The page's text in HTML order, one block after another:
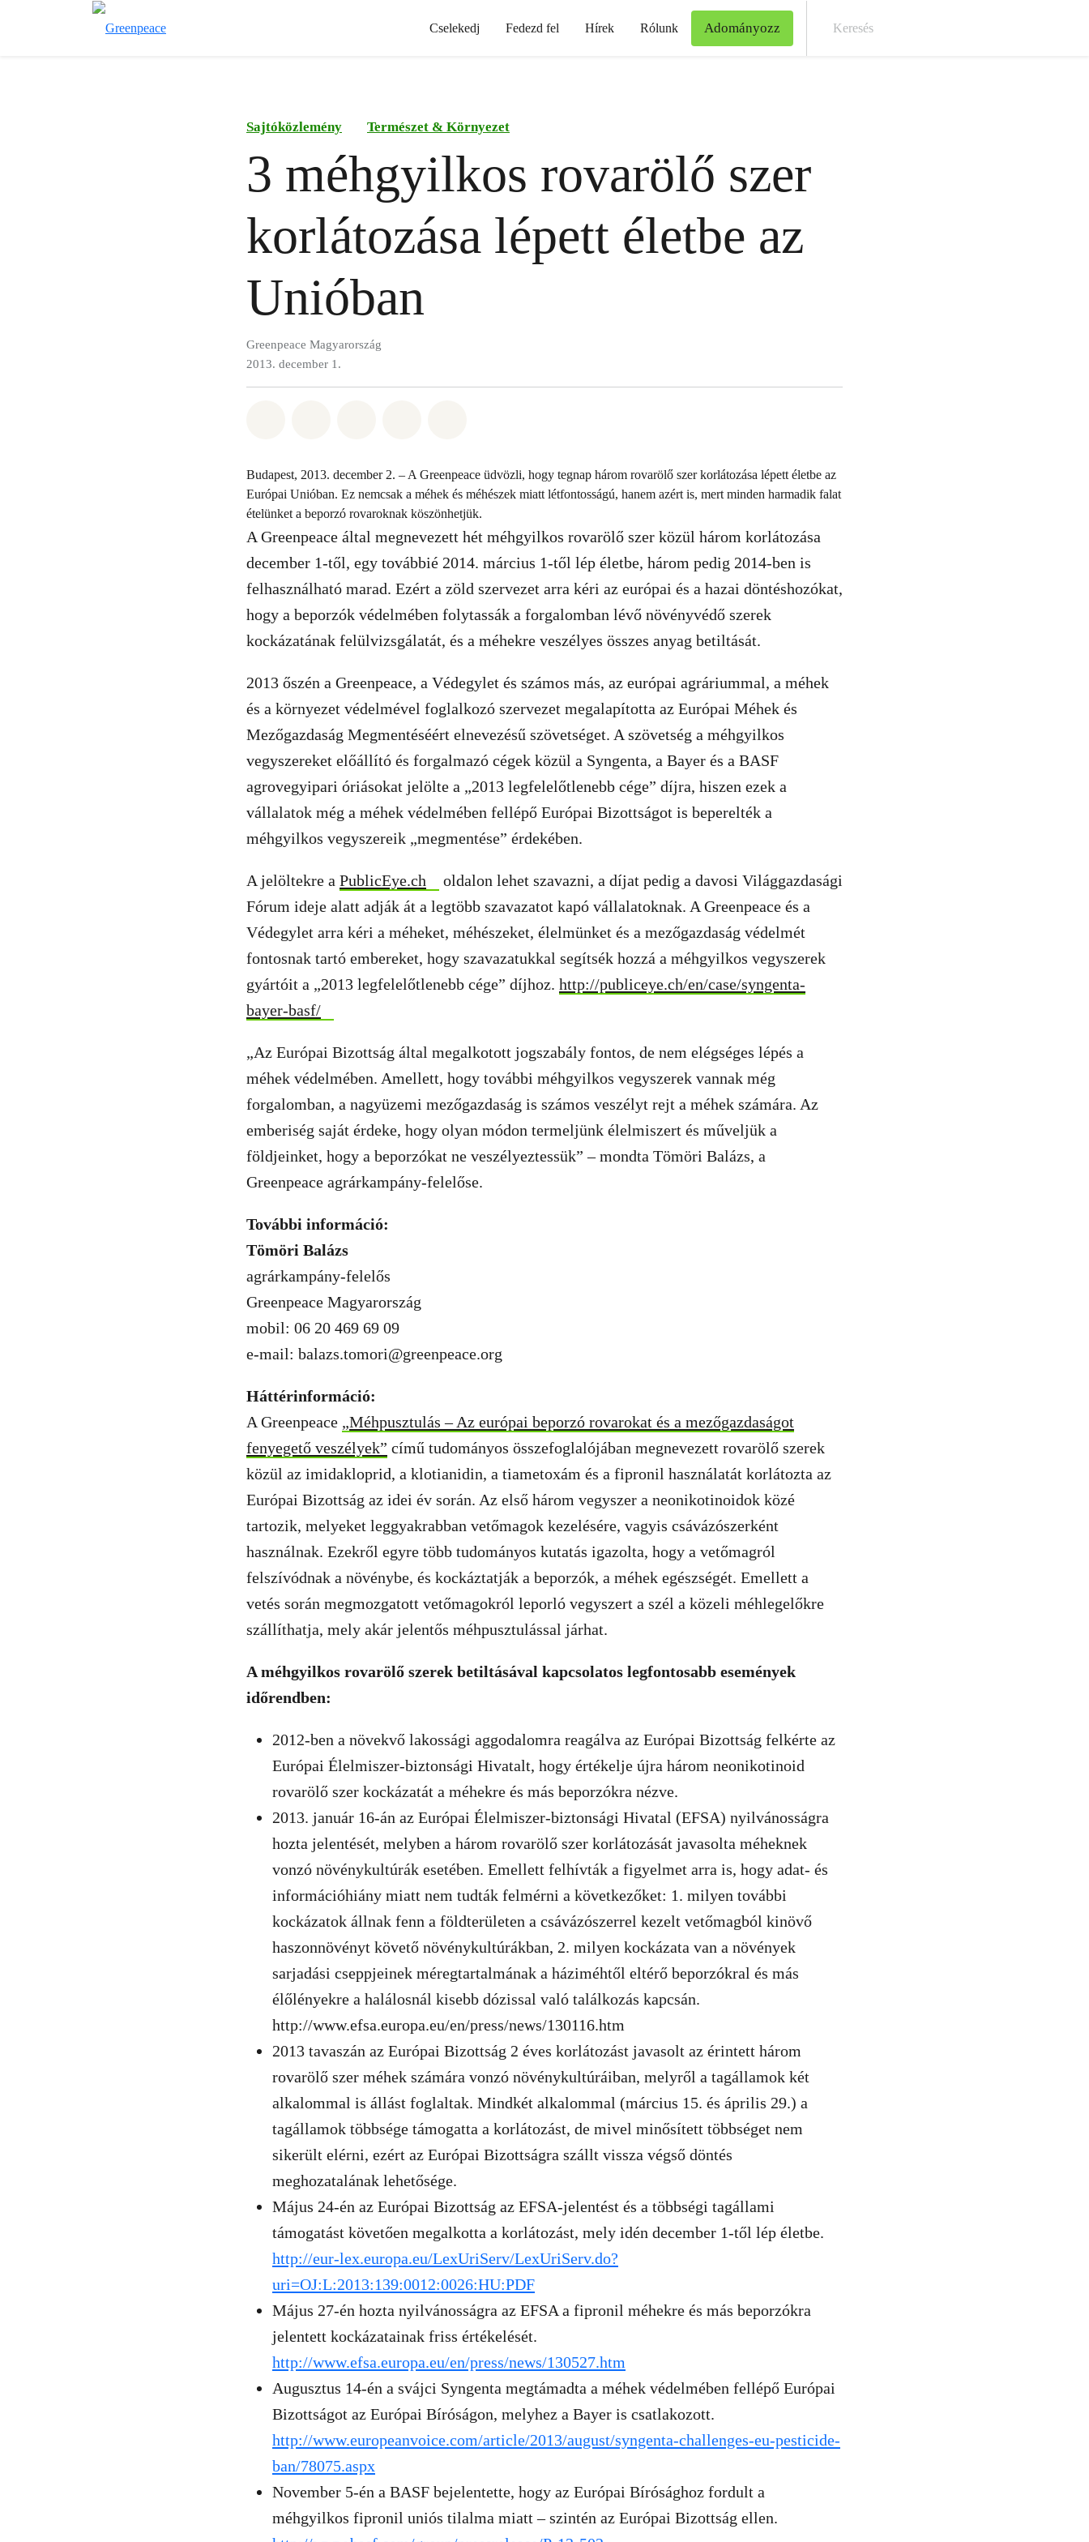
Cselekedj Fedezd fel Hírek Rólunk Adományozz
Sajtóközlemény Természet & Környezet
3 méhgyilkos rovarölő szer
korlátozása lépett életbe az
Unióban
Greenpeace Magyarország
2013. december 1.
Budapest, 2013. december 2. – A Greenpeace üdvözli, hogy tegnap három rovarölő szer korlátozása lépett életbe az
Európai Unióban. Ez nemcsak a méhek és méhészek miatt létfontosságú, hanem azért is, mert minden harmadik falat
ételünket a beporzó rovaroknak köszönhetjük.
A Greenpeace által megnevezett hét méhgyilkos rovarölő szer közül három korlátozása
december 1-től, egy továbbié 2014. március 1-től lép életbe, három pedig 2014-ben is
felhasználható marad. Ezért a zöld szervezet arra kéri az európai és a hazai döntéshozókat,
hogy a beporzók védelmében folytassák a forgalomban lévő növényvédő szerek
kockázatának felülvizsgálatát, és a méhekre veszélyes összes anyag betiltását.
2013 őszén a Greenpeace, a Védegylet és számos más, az európai agráriummal, a méhek
és a környezet védelmével foglalkozó szervezet megalapította az Európai Méhek és
Mezőgazdaság Megmentéséért elnevezésű szövetséget. A szövetség a méhgyilkos
vegyszereket előállító és forgalmazó cégek közül a Syngenta, a Bayer és a BASF
agrovegyipari óriásokat jelölte a „2013 legfelelőtlenebb cége” díjra, hiszen ezek a
vállalatok még a méhek védelmében fellépő Európai Bizottságot is beperelték a
méhgyilkos vegyszereik „megmentése” érdekében.
A jelöltekre a PublicEye.ch
oldalon lehet szavazni, a díjat pedig a davosi Világgazdasági
Fórum ideje alatt adják át a legtöbb szavazatot kapó vállalatoknak. A Greenpeace és a
Védegylet arra kéri a méheket, méhészeket, élelmünket és a mezőgazdaság védelmét
fontosnak tartó embereket, hogy szavazatukkal segítsék hozzá a méhgyilkos vegyszerek
gyártóit a „2013 legfelelőtlenebb cége” díjhoz. http://publiceye.ch/en/case/syngenta-
bayer-basf/
„Az Európai Bizottság által megalkotott jogszabály fontos, de nem elégséges lépés a
méhek védelmében. Amellett, hogy további méhgyilkos vegyszerek vannak még
forgalomban, a nagyüzemi mezőgazdaság is számos veszélyt rejt a méhek számára. Az
emberiség saját érdeke, hogy olyan módon termeljünk élelmiszert és műveljük a
földjeinket, hogy a beporzókat ne veszélyeztessük” – mondta Tömöri Balázs, a
Greenpeace agrárkampány-felelőse.
További információ:
Tömöri Balázs
agrárkampány-felelős
Greenpeace Magyarország
mobil: 06 20 469 69 09
e-mail: balazs.tomori@greenpeace.org
Háttérinformáció:
A Greenpeace „Méhpusztulás – Az európai beporzó rovarokat és a mezőgazdaságot
fenyegető veszélyek” című tudományos összefoglalójában megnevezett rovarölő szerek
közül az imidakloprid, a klotianidin, a tiametoxám és a fipronil használatát korlátozta az
Európai Bizottság az idei év során. Az első három vegyszer a neonikotinoidok közé
tartozik, melyeket leggyakrabban vetőmagok kezelésére, vagyis csávázószerként
használnak. Ezekről egyre több tudományos kutatás igazolta, hogy a vetőmagról
felszívódnak a növénybe, és kockáztatják a beporzók, a méhek egészségét. Emellett a
vetés során megmozgatott vetőmagokról leporló vegyszert a szél a közeli méhlegelőkre
szállíthatja, mely akár jelentős méhpusztulással járhat.
A méhgyilkos rovarölő szerek betiltásával kapcsolatos legfontosabb események
időrendben:
2012-ben a növekvő lakossági aggodalomra reagálva az Európai Bizottság felkérte az
Európai Élelmiszer-biztonsági Hivatalt, hogy értékelje újra három neonikotinoid
rovarölő szer kockázatát a méhekre és más beporzókra nézve.
2013. január 16-án az Európai Élelmiszer-biztonsági Hivatal (EFSA) nyilvánosságra
hozta jelentését, melyben a három rovarölő szer korlátozását javasolta méheknek
vonzó növénykultúrák esetében. Emellett felhívták a figyelmet arra is, hogy adat- és
információhiány miatt nem tudták felmérni a következőket: 1. milyen további
kockázatok állnak fenn a földterületen a csávázószerrel kezelt vetőmagból kinövő
haszonnövényt követő növénykultúrákban, 2. milyen kockázata van a növények
sarjadási cseppjeinek méregtartalmának a háziméhtől eltérő beporzókral és más
élőlényekre a halálosnál kisebb dózissal való találkozás kapcsán.
http://www.efsa.europa.eu/en/press/news/130116.htm
2013 tavaszán az Európai Bizottság 2 éves korlátozást javasolt az érintett három
rovarölő szer méhek számára vonzó növénykultúráiban, melyről a tagállamok két
alkalommal is állást foglaltak. Mindkét alkalommal (március 15. és április 29.) a
tagállamok többsége támogatta a korlátozást, de mivel minősített többséget nem
sikerült elérni, ezért az Európai Bizottságra szállt vissza végső döntés
meghozatalának lehetősége.
Május 24-én az Európai Bizottság az EFSA-jelentést és a többségi tagállami
támogatást követően megalkotta a korlátozást, mely idén december 1-től lép életbe.
http://eur-lex.europa.eu/LexUriServ/LexUriServ.do?
uri=OJ:L:2013:139:0012:0026:HU:PDF
Május 27-én hozta nyilvánosságra az EFSA a fipronil méhekre és más beporzókra
jelentett kockázatainak friss értékelését.
http://www.efsa.europa.eu/en/press/news/130527.htm
Augusztus 14-én a svájci Syngenta megtámadta a méhek védelmében fellépő Európai
Bizottságot az Európai Bíróságon, melyhez a Bayer is csatlakozott.
http://www.europeanvoice.com/article/2013/august/syngenta-challenges-eu-pesticide-
ban/78075.aspx
November 5-én a BASF bejelentette, hogy az Európai Bírósághoz fordult a
méhgyilkos fipronil uniós tilalma miatt – szintén az Európai Bizottság ellen.